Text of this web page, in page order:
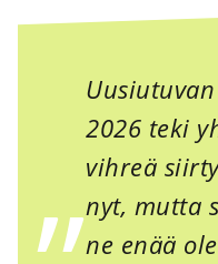
2026 teki
vih­reä
nyt, mut­ta
ne enää